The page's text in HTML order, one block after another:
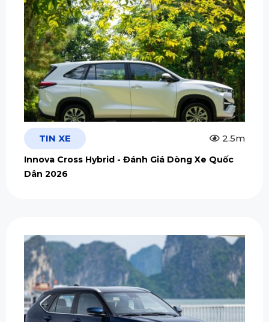
TIN XE 2.5m
Innova Cross Hybrid - Đánh Giá Dòng Xe Quốc
Dân 2026